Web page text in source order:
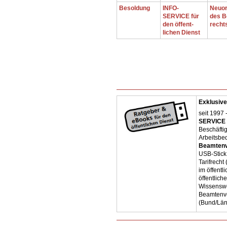
Besoldung
INFO-
SERVICE für
den öffent-
lichen Dienst
des
seit 1997
USB-
Tarifrecht
im
(Bund/